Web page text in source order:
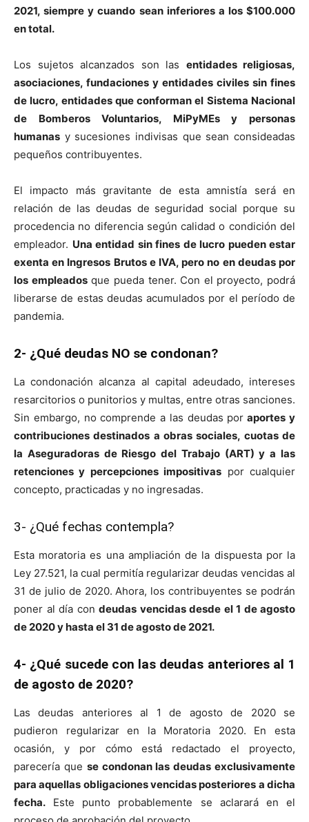
2021, siempre y cuando sean inferiores a los $100.000
en total.
Los sujetos alcanzados son las entidades religiosas,
asociaciones, fundaciones y entidades civiles sin fines
de lucro, entidades que conforman el Sistema Nacional
de Bomberos Voluntarios, MiPyMEs y personas
humanas y sucesiones indivisas que sean consideadas
pequeños contribuyentes.
El impacto más gravitante de esta amnistía será en
relación de las deudas de seguridad social porque su
procedencia no diferencia según calidad o condición del
empleador. Una entidad sin fines de lucro pueden estar
exenta en Ingresos Brutos e IVA, pero no en deudas por
los empleadosque pueda tener. Con el proyecto, podrá
liberarse de estas deudas acumulados por el período de
pandemia.
2- ¿Qué deudas NO se condonan?
La condonación alcanza al capital adeudado, intereses
resarcitorios o punitorios y multas, entre otras sanciones.
Sin embargo, no comprende a las deudas por aportes y
contribuciones destinados a obras sociales, cuotas de
la Aseguradoras de Riesgo del Trabajo (ART) y a las
retenciones y percepciones impositivas por cualquier
concepto, practicadas y no ingresadas.
3- ¿Qué fechas contempla?
Esta moratoria es una ampliación de la dispuesta por la
Ley 27.521, la cual permitía regularizar deudas vencidas al
31 de julio de 2020. Ahora, los contribuyentes se podrán
poner al día con deudas vencidas desde el 1 de agosto
de 2020 y hasta el 31 de agosto de 2021.
4- ¿Qué sucede con las deudas anteriores al 1
de agosto de 2020?
Las deudas anteriores al 1 de agosto de 2020 se
pudieron regularizar en la Moratoria 2020. En esta
ocasión, y por cómo está redactado el proyecto,
parecería que se condonan las deudas exclusivamente
para aquellas obligaciones vencidas posteriores a dicha
fecha. Este punto probablemente se aclarará en el